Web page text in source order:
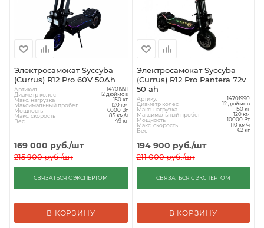
Электросамокат Syccyba
(Currus) R12 Pro 60V 50Ah
Артикул 14701991
Диаметр колес 12 дюймов
Макс. нагрузка 150 кг
Максимальный пробег 120 км
Мощность 6000 Вт
Макс. скорость 85 км/ч
Вес 49 кг
169 000 руб./шт
215 900руб./шт
СВЯЗАТЬСЯ С ЭКСПЕРТОМ
В КОРЗИНУ
Электросамокат Syccyba
(Currus) R12 Pro Pantera 72v
50 ah
Артикул 14701990
Диаметр колес 12 дюймов
Макс. нагрузка 150 кг
Максимальный пробег 120 км
Мощность 10000 Вт
Макс. скорость 110 км/ч
Вес 62 кг
194 900 руб./шт
211 000руб./шт
СВЯЗАТЬСЯ С ЭКСПЕРТОМ
В КОРЗИНУ